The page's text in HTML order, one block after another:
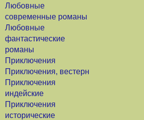
Любовные
современные романы
Любовные
фантастические
романы
Приключения
Приключения, вестерн
Приключения
индейские
Приключения
исторические